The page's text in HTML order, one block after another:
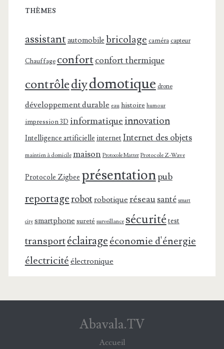
THÈMES
assistant automobile bricolage caméra capteur
Chauffage confortconfort thermique
contrôlediydomotique drone
développement durable eau histoire humour
impression 3D informatiqueinnovation
Intelligence artificielle internet Internet des objets
maintien à domicile maison Protocole Matter Protocole Z-Wave
Protocole Zigbee présentationpub
reportagerobotrobotique réseausanté smart
city smartphone sureté surveillance sécuritétest
transportéclairageéconomie d'énergie
électricité électronique
Abavala.TV
Accueil